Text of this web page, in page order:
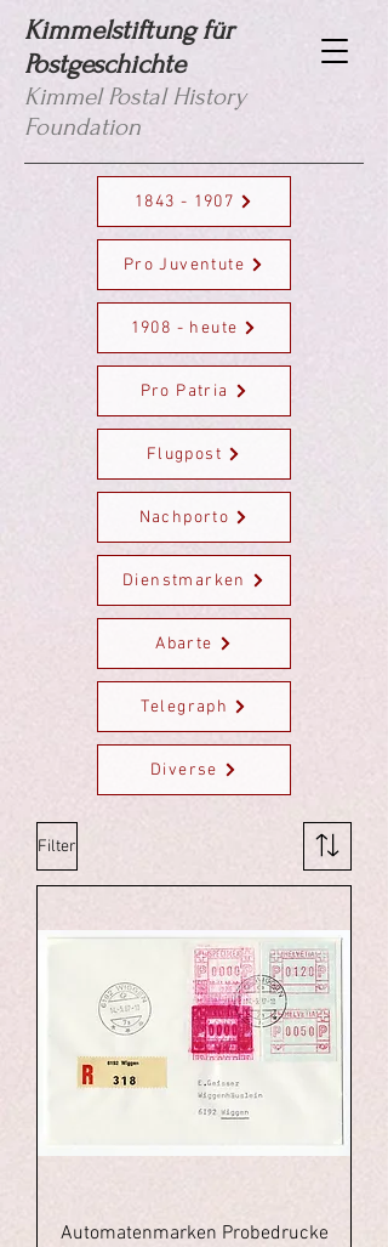
Kimmelstiftung für
Postgeschichte
Kimmel Postal History
Foundation
1843 - 1907
Pro Juventute
1908 - heute
Pro Patria
Flugpost
Nachporto
Dienstmarken
Abarte
Telegraph
Diverse
Filter
Automatenmarken Probedrucke